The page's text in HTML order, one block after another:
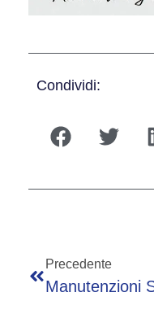
Condividi:
Precedente